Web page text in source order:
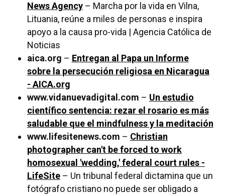
News Agency– Marcha por la vida en Vilna,
Lituania, reúne a miles de personas e inspira
apoyo a la causa pro-vida | Agencia Católica de
Noticias
aica.org – Entregan al Papa un Informe
sobre la persecución religiosa en Nicaragua
- AICA.org
www.vidanuevadigital.com – Un estudio
científico sentencia: rezar el rosario es más
saludable que el mindfulness y la meditación
www.lifesitenews.com – Christian
photographer can't be forced to work
homosexual 'wedding,' federal court rules -
LifeSite– Un tribunal federal dictamina que un
fotógrafo cristiano no puede ser obligado a